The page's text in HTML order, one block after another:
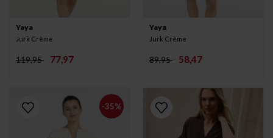
Yaya
Jurk Crème
119,95 77,97
Yaya
Jurk Crème
89,95 58,47
-35%